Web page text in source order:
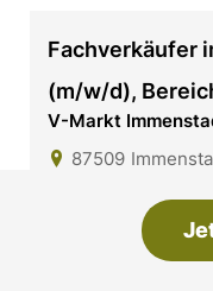
Fachverkäufer
(m/w/d),
V-Markt
87509
Mittelschule
Ausbildung